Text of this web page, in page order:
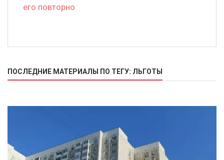
его повторно
ПОСЛЕДНИЕ МАТЕРИАЛЫ ПО ТЕГУ: ЛЬГОТЫ